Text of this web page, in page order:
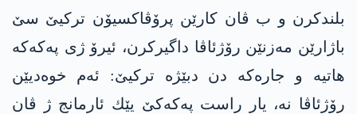
بلندكرن و ب ڤان کارێن پرۆڤاکسیۆن تركیێ سێ
باژارێن مه‌زنێن رۆژئاڤا داگیركرن، ئیرۆ ژی په‌كه‌كه‌
هاتیه‌ و جاره‌كه‌ دن دبێژه‌ تركیێ: ئه‌م خوه‌دیێن
رۆژئاڤا نه‌، یار راست په‌كه‌كێ یێك ئارمانج ژ ڤان